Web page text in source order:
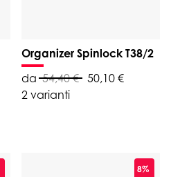
Organizer Spinlock T38/2
da 54,40 € 50,10 €
2 varianti
8%